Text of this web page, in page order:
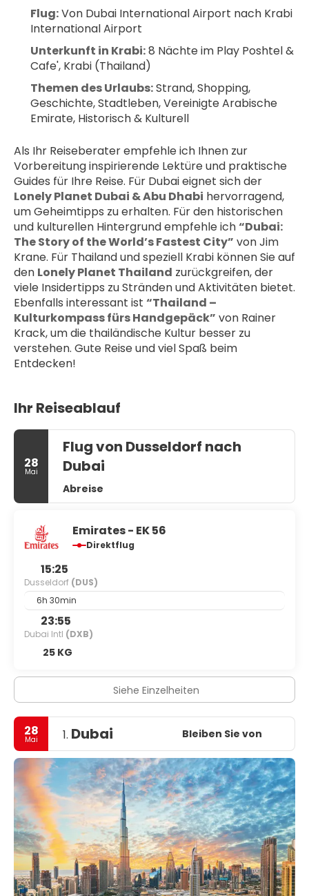
Flug: Von Dubai International Airport nach Krabi
International Airport
Unterkunft in Krabi: 8 Nächte im Play Poshtel &
Cafe', Krabi (Thailand)
Themen des Urlaubs: Strand, Shopping,
Geschichte, Stadtleben, Vereinigte Arabische
Emirate, Historisch & Kulturell
Als Ihr Reiseberater empfehle ich Ihnen zur
Vorbereitung inspirierende Lektüre und praktische
Lonely Planet Dubai & Abu Dhabi hervorragend,
um Geheimtipps zu erhalten. Für den historischen
und kulturellen Hintergrund empfehle ich “Dubai:
The Story of the World’s Fastest City” von Jim
Krane. Für Thailand und speziell Krabi können Sie auf
den Lonely Planet Thailand zurückgreifen, der
viele Insidertipps zu Stränden und Aktivitäten bietet.
Ebenfalls interessant ist “Thailand –
Kulturkompass fürs Handgepäck” von Rainer
Krack, um die thailändische Kultur besser zu
verstehen. Gute Reise und viel Spaß beim
Entdecken!
Ihr Reiseablauf
28
Mai
Flug von Dusseldorf nach
Dubai
Abreise
Emirates - EK 56
Direktflug
15:25
Dusseldorf (DUS)
6h 30min
23:55
Dubai Intl (DXB)
25 KG
Siehe Einzelheiten
28
Mai 1. Dubai Bleiben Sie von